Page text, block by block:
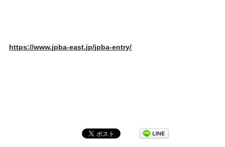
https://www.jpba-east.jp/jpba-entry/